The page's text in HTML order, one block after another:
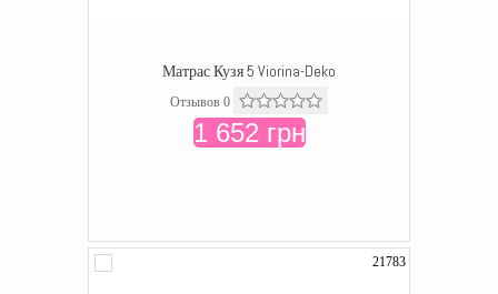
Матрас Кузя 5 Viorina-Deko
Отзывов 0
1 652 грн
21783